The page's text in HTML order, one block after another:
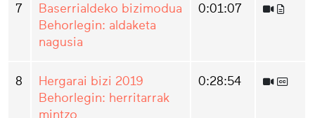
7
Baserrialdeko bizimodua
Behorlegin: aldaketa
nagusia
0:01:07
8
Hergarai bizi 2019
Behorlegin: herritarrak
mintzo
0:28:54